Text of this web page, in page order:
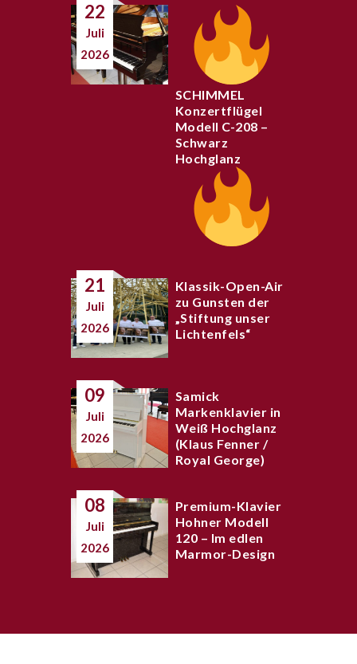
22
Juli
2026
SCHIMMEL
Konzertflügel
Modell C-208 –
Schwarz
Hochglanz
21
Juli
2026
Klassik-Open-Air
zu Gunsten der
„Stiftung unser
Lichtenfels“
09
Juli
2026
Samick
Markenklavier in
Weiß Hochglanz
(Klaus Fenner /
Royal George)
08
Juli
2026
Premium-Klavier
Hohner Modell
120 – Im edlen
Marmor-Design